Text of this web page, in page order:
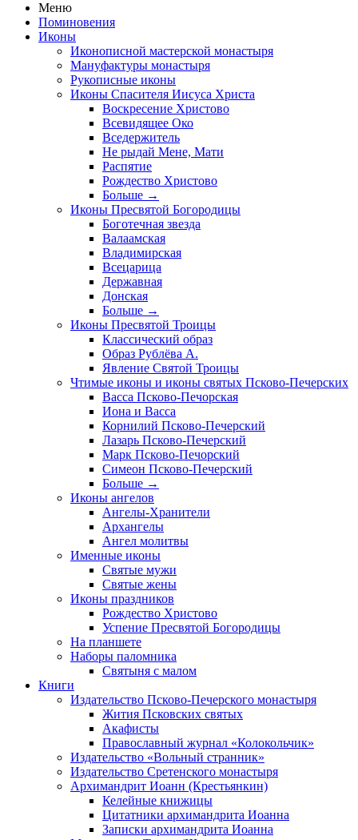
Меню
Поминовения
Иконы
Иконописной мастерской монастыря
Мануфактуры монастыря
Рукописные иконы
Иконы Спасителя Иисуса Христа
Воскресение Христово
Всевидящее Око
Вседержитель
Не рыдай Мене, Мати
Распятие
Рождество Христово
Больше →
Иконы Пресвятой Богородицы
Боготечная звезда
Валаамская
Владимирская
Всецарица
Державная
Донская
Больше →
Иконы Пресвятой Троицы
Классический образ
Образ Рублёва А.
Явление Святой Троицы
Чтимые иконы и иконы святых Псково-Печерских
Васса Псково-Печорская
Иона и Васса
Корнилий Псково-Печерский
Лазарь Псково-Печерский
Марк Псково-Печорский
Симеон Псково-Печерский
Больше →
Иконы ангелов
Ангелы-Хранители
Архангелы
Ангел молитвы
Именные иконы
Святые мужи
Святые жены
Иконы праздников
Рождество Христово
Успение Пресвятой Богородицы
На планшете
Наборы паломника
Святыня с малом
Книги
Издательство Псково-Печерского монастыря
Жития Псковских святых
Акафисты
Православный журнал «Колокольчик»
Издательство «Вольный странник»
Издательство Сретенского монастыря
Архимандрит Иоанн (Крестьянкин)
Келейные книжицы
Цитатники архимандрита Иоанна
Записки архимандрита Иоанна